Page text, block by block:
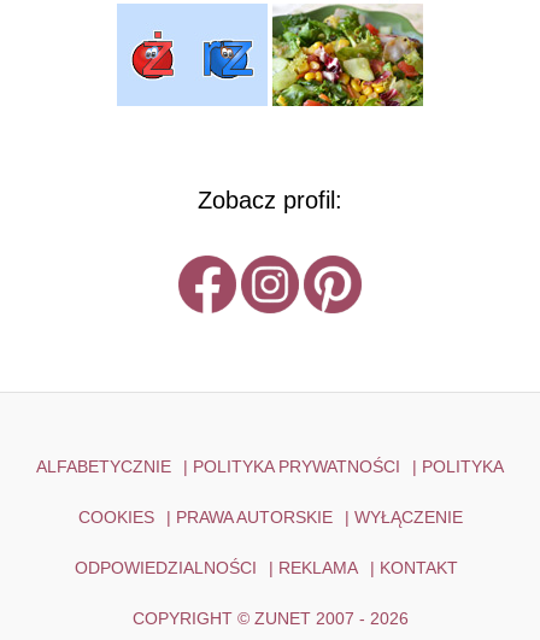
Zobacz profil:
ALFABETYCZNIE | POLITYKA PRYWATNOŚCI | POLITYKA
COOKIES | PRAWA AUTORSKIE | WYŁĄCZENIE
ODPOWIEDZIALNOŚCI | REKLAMA | KONTAKT
COPYRIGHT © ZUNET 2007 - 2026